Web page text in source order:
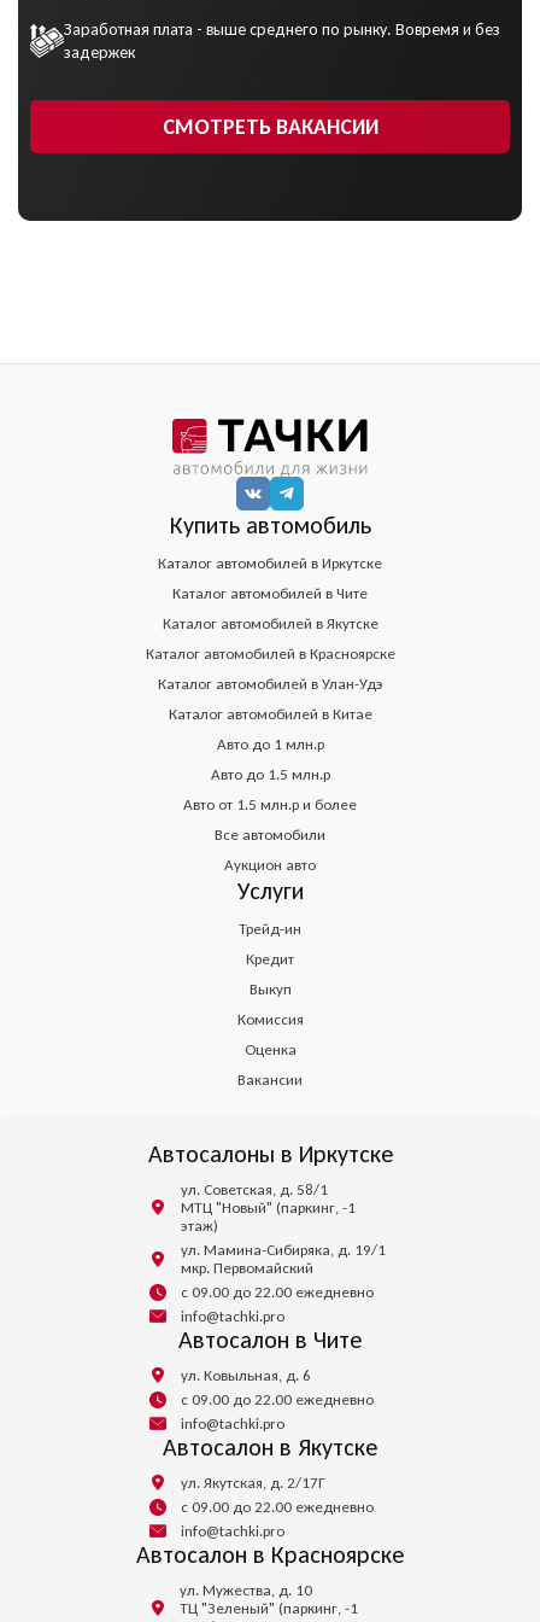
Заработная плата - выше среднего по рынку. Вовремя и без
задержек
СМОТРЕТЬ ВАКАНСИИ
Купить автомобиль
Каталог автомобилей в Иркутске
Каталог автомобилей в Чите
Каталог автомобилей в Якутске
Каталог автомобилей в Красноярске
Каталог автомобилей в Улан-Удэ
Каталог автомобилей в Китае
Авто до 1 млн.р
Авто до 1.5 млн.р
Авто от 1.5 млн.р и более
Все автомобили
Аукцион авто
Услуги
Трейд-ин
Кредит
Выкуп
Комиссия
Оценка
Вакансии
Автосалоны в Иркутске
ул. Советская, д. 58/1
МТЦ "Новый" (паркинг, -1
этаж)
ул. Мамина-Сибиряка, д. 19/1
мкр. Первомайский
с 09.00 до 22.00 ежедневно
info@tachki.pro
Автосалон в Чите
ул. Ковыльная, д. 6
с 09.00 до 22.00 ежедневно
info@tachki.pro
Автосалон в Якутске
ул. Якутская, д. 2/17Г
с 09.00 до 22.00 ежедневно
info@tachki.pro
Автосалон в Красноярске
ул. Мужества, д. 10
ТЦ "Зеленый" (паркинг, -1